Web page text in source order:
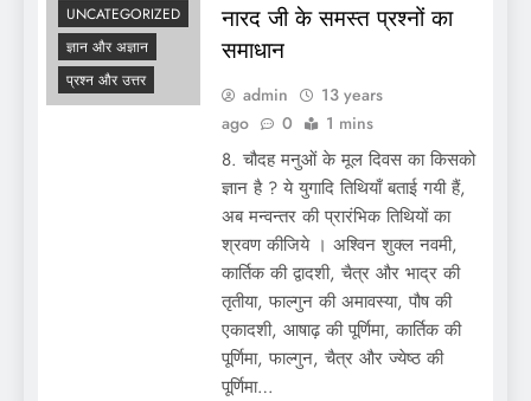
UNCATEGORIZED
ज्ञान और अज्ञान
प्रश्न और उत्तर
नारद जी के समस्त प्रश्नों का
समाधान
admin
13 years
ago
0 1 mins
8. चौदह मनुओं के मूल दिवस का किसको
ज्ञान है ? ये युगादि तिथियाँ बताई गयी हैं,
अब मन्वन्तर की प्रारंभिक तिथियों का
श्रवण कीजिये । अश्विन शुक्ल नवमी,
कार्तिक की द्वादशी, चैत्र और भाद्र की
तृतीया, फाल्गुन की अमावस्या, पौष की
एकादशी, आषाढ़ की पूर्णिमा, कार्तिक की
पूर्णिमा, फाल्गुन, चैत्र और ज्येष्ठ की
पूर्णिमा…